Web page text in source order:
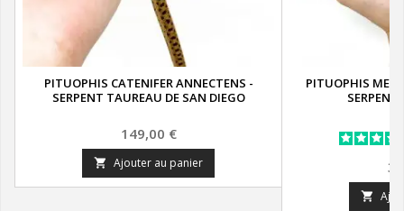
PITUOPHIS CATENIFER ANNECTENS -
SERPENT TAUREAU DE SAN DIEGO
Prix
149,00 €
 Ajouter au panier
PITUOPHIS
SERPENT
